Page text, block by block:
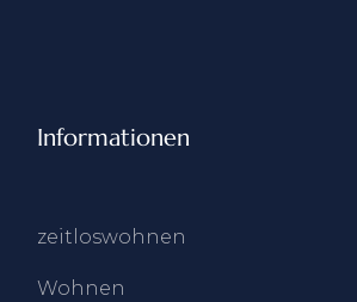
Informationen
zeitloswohnen
Wohnen